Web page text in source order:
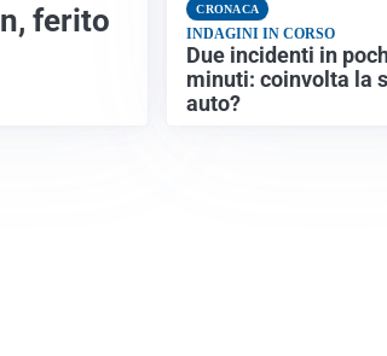
ferito
CRONACA
INDAGINI IN CORSO
Due incidenti in
minuti: coinvolta la
auto?